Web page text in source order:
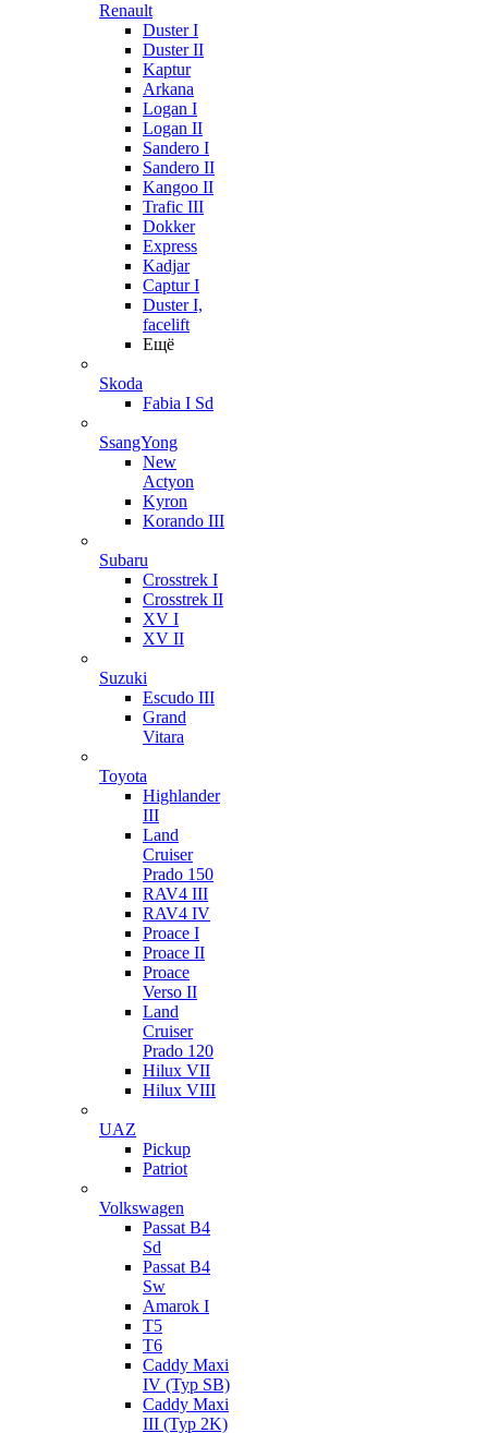
Renault
Duster I
Duster II
Kaptur
Arkana
Logan I
Logan II
Sandero I
Sandero II
Kangoo II
Trafic III
Dokker
Express
Kadjar
Captur I
Duster I,
facelift
Ещё
Skoda
Fabia I Sd
SsangYong
New
Actyon
Kyron
Korando III
Subaru
Crosstrek I
Crosstrek II
XV I
XV II
Suzuki
Escudo III
Grand
Vitara
Toyota
Highlander
III
Land
Cruiser
Prado 150
RAV4 III
RAV4 IV
Proace I
Proace II
Proace
Verso II
Land
Cruiser
Prado 120
Hilux VII
Hilux VIII
UAZ
Pickup
Patriot
Volkswagen
Passat B4
Sd
Passat B4
Sw
Amarok I
T5
T6
Caddy Maxi
IV (Typ SB)
Caddy Maxi
III (Typ 2K)